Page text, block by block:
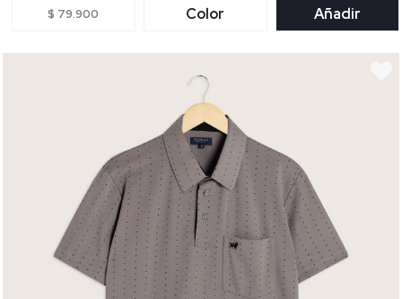
$ 79.900 Color Añadir